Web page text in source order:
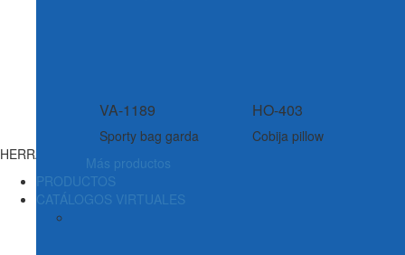
VA-1189
Sporty bag garda
HO-403
Cobija pillow
Más productos
PRODUCTOS
CATÁLOGOS VIRTUALES
HERRAMIENTAS